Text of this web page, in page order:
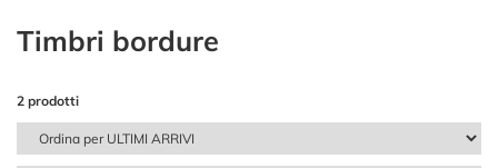
Timbri bordure
2 prodotti